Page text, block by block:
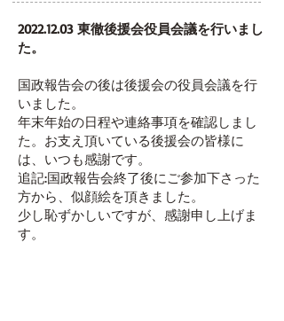
2022.12.03 東徹後援会役員会議を行いまし
た。
国政報告会の後は後援会の役員会議を行
いました。
年末年始の日程や連絡事項を確認しまし
た。 お支え頂いている後援会の皆様に
は、いつも感謝です。
追記:国政報告会終了後にご参加下さった
方から、似顔絵を頂きました。
少し恥ずかしいですが、感謝申し上げま
す。